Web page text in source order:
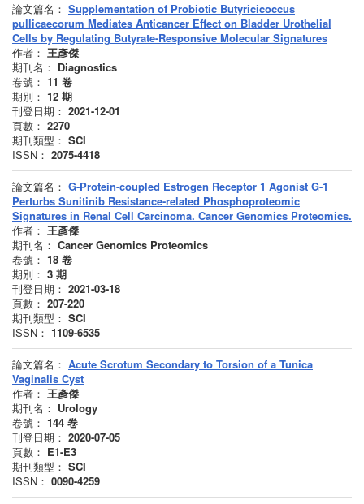
論文篇名： Supplementation of Probiotic Butyricicoccus
pullicaecorum Mediates Anticancer Effect on Bladder Urothelial
Cells by Regulating Butyrate-Responsive Molecular Signatures
作者： 王彥傑
期刊名： Diagnostics
卷號： 11 卷
期別： 12 期
刊登日期： 2021-12-01
頁數： 2270
期刊類型： SCI
ISSN： 2075-4418
論文篇名： G-Protein-coupled Estrogen Receptor 1 Agonist G-1
Perturbs Sunitinib Resistance-related Phosphoproteomic
Signatures in Renal Cell Carcinoma. Cancer Genomics Proteomics.
作者： 王彥傑
期刊名： Cancer Genomics Proteomics
卷號： 18 卷
期別： 3 期
刊登日期： 2021-03-18
頁數： 207-220
期刊類型： SCI
ISSN： 1109-6535
論文篇名： Acute Scrotum Secondary to Torsion of a Tunica
Vaginalis Cyst
作者： 王彥傑
期刊名： Urology
卷號： 144 卷
刊登日期： 2020-07-05
頁數： E1-E3
期刊類型： SCI
ISSN： 0090-4259